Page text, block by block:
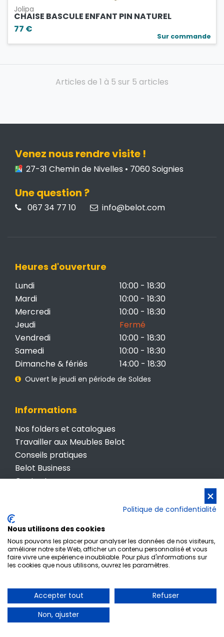
Jolipa
CHAISE BASCULE ENFANT PIN NATUREL
77 €
Sur commande
Articles de 1 à 5 sur 5 articles
Venez nous rendre visite !
27-31 Chemin de Nivelles • 7060 Soignies
Une question ?
067 34 77 10 info@belot.com
Heures d'ouverture
Lundi
10:00 - 18:30
Mardi
10:00 - 18:30
Mercredi
10:00 - 18:30
Jeudi
Fermé
Vendredi
10:00 - 18:30
Samedi
10:00 - 18:30
Dimanche & fériés
14:00 - 18:30
Ouvert le jeudi en période de Soldes
Informations
Nos folders et catalogues
Travailler aux Meubles Belot
Conseils pratiques
Belot Business
Contactez-nous
© Meubles Belot • TVA BE 0412 512 987
Powered bywww.meaweb.tech • Agence de
Politique de confidentialité
Nous utilisons des cookies
Nous pouvons les placer pour analyser les données de nos visiteurs,
améliorer notre site Web, afficher un contenu personnalisé et vous
faire vivre une expérience inoubliable. Pour plus d'informations sur
les cookies que nous utilisons, ouvrez les paramètres.
Accepter tout
Refuser
Non, ajuster